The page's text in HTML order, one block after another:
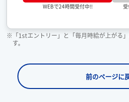
WEBで24時間受付中!!
※「1stエントリー」と「毎月時給が上がる
す。
前のページに